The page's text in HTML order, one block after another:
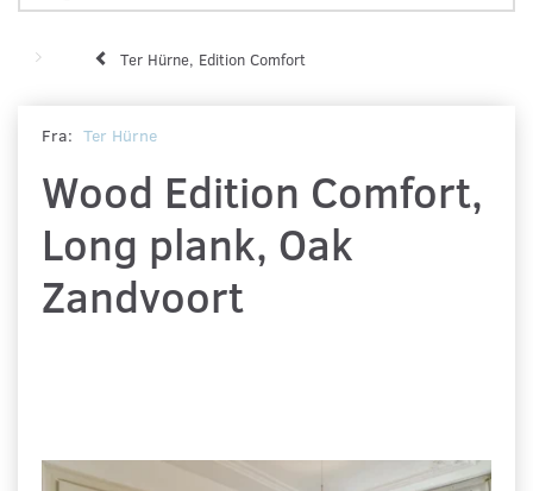
Ter Hürne, Edition Comfort
Fra: Ter Hürne
Wood Edition Comfort,
Long plank, Oak
Zandvoort